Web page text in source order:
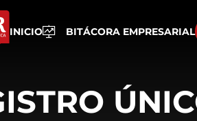
INICIO BITÁCORA EMPRESARIAL